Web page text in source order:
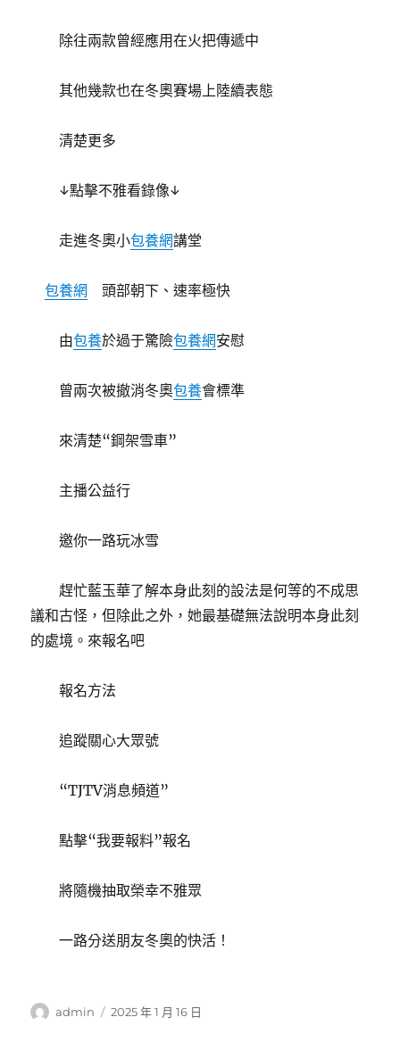
除往兩款曾經應用在火把傳遞中
其他幾款也在冬奧賽場上陸續表態
清楚更多
↓點擊不雅看錄像↓
走進冬奧小包養網講堂
包養網 頭部朝下、速率極快
由包養於過于驚險包養網安慰
曾兩次被撤消冬奧包養會標準
來清楚“鋼架雪車”
主播公益行
邀你一路玩冰雪
趕忙藍玉華了解本身此刻的設法是何等的不成思
議和古怪，但除此之外，她最基礎無法說明本身此刻
的處境。來報名吧
報名方法
追蹤關心大眾號
“TJTV消息頻道”
點擊“我要報料”報名
將隨機抽取榮幸不雅眾
一路分送朋友冬奧的快活！
作
admin
發
2025 年 1 月 16 日